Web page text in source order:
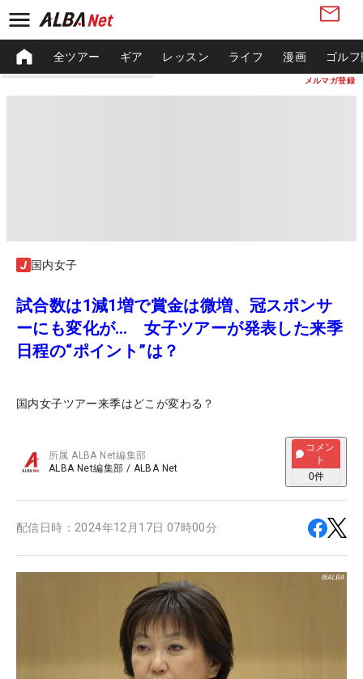
メルマガ登録
全ツアー ギア レッスン ライフ 漫画 ゴル
国内女子
試合数は1減1増で賞金は微増、冠スポンサ
ーにも変化が… 女子ツアーが発表した来季
日程の“ポイント”は？
国内女子ツアー来季はどこが変わる？
所属ALBA Net編集部
ALBA Net編集部 / ALBA Net
コメン
ト
0件
配信日時： 2024年12月17日 07時00分